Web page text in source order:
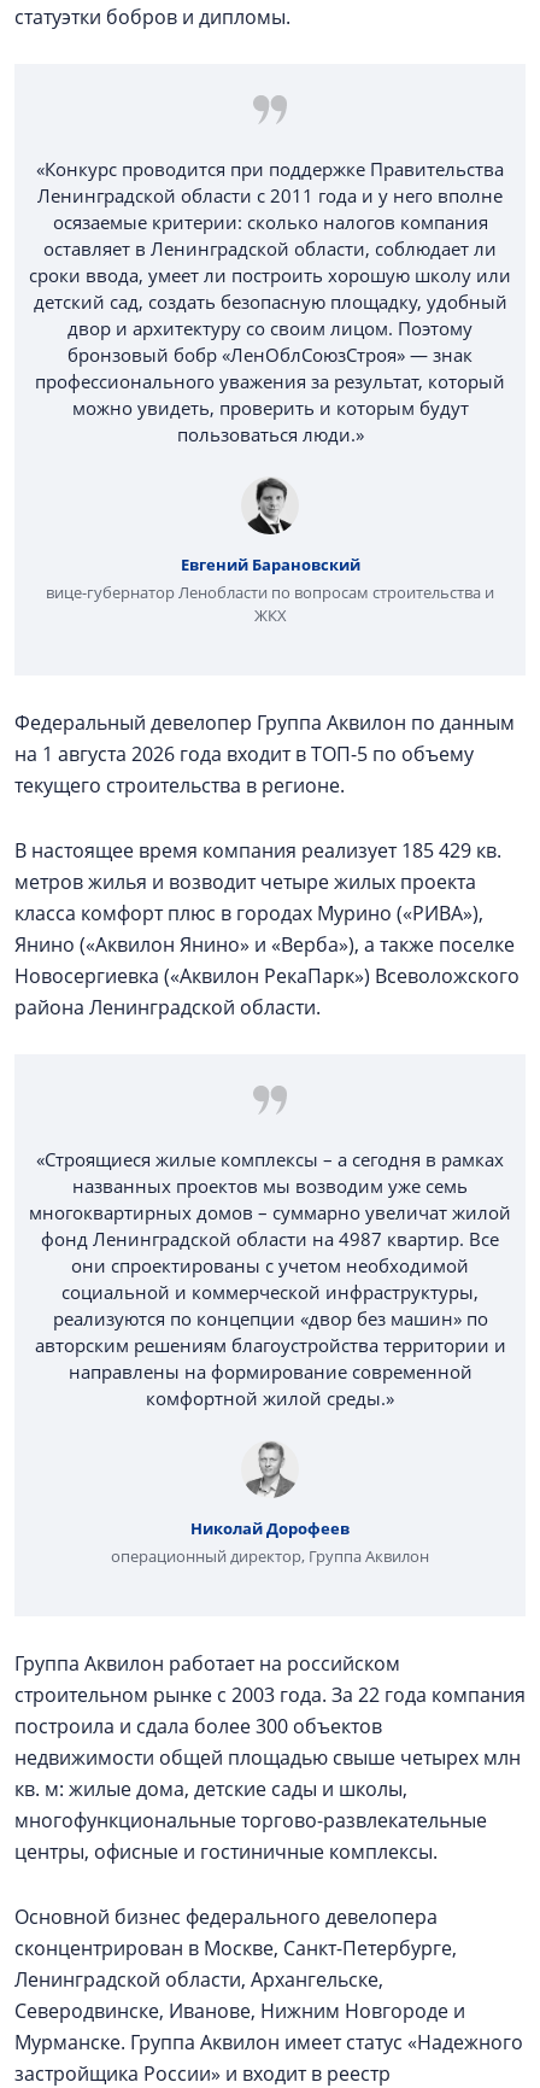
статуэтки бобров и дипломы.
«Конкурс проводится при поддержке Правительства
Ленинградской области с 2011 года и у него вполне
осязаемые критерии: сколько налогов компания
оставляет в Ленинградской области, соблюдает ли
сроки ввода, умеет ли построить хорошую школу или
детский сад, создать безопасную площадку, удобный
двор и архитектуру со своим лицом. Поэтому
бронзовый бобр «ЛенОблСоюзСтроя» — знак
профессионального уважения за результат, который
можно увидеть, проверить и которым будут
пользоваться люди.»
Евгений Барановский
вице-губернатор Ленобласти по вопросам строительства и
ЖКХ
Федеральный девелопер Группа Аквилон по данным
на 1 августа 2026 года входит в ТОП-5 по объему
текущего строительства в регионе.
В настоящее время компания реализует 185 429 кв.
метров жилья и возводит четыре жилых проекта
класса комфорт плюс в городах Мурино («РИВА»),
Янино («Аквилон Янино» и «Верба»), а также поселке
Новосергиевка («Аквилон РекаПарк») Всеволожского
района Ленинградской области.
«Строящиеся жилые комплексы – а сегодня в рамках
названных проектов мы возводим уже семь
многоквартирных домов – суммарно увеличат жилой
фонд Ленинградской области на 4987 квартир. Все
они спроектированы с учетом необходимой
социальной и коммерческой инфраструктуры,
реализуются по концепции «двор без машин» по
авторским решениям благоустройства территории и
направлены на формирование современной
комфортной жилой среды.»
Николай Дорофеев
операционный директор, Группа Аквилон
Группа Аквилон работает на российском
строительном рынке с 2003 года. За 22 года компания
построила и сдала более 300 объектов
недвижимости общей площадью свыше четырех млн
кв. м: жилые дома, детские сады и школы,
многофункциональные торгово-развлекательные
центры, офисные и гостиничные комплексы.
Основной бизнес федерального девелопера
сконцентрирован в Москве, Санкт-Петербурге,
Ленинградской области, Архангельске,
Северодвинске, Иванове, Нижним Новгороде и
Мурманске. Группа Аквилон имеет статус «Надежного
застройщика России» и входит в реестр